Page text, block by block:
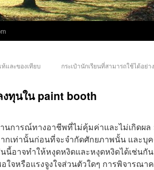
และของเทียบ
กระเป๋านักเรียนที่สามารถใช้ได้อย่
งทุนใน paint booth
นการณ์ทางอาชีพที่ไม่คุ้มค่าและไม่เกิดผ
กเท่านั้นก่อนที่จะจำกัดศักยภาพนั้น และบุ
นี้อาจทำให้หงุดหงิดและหงุดหงิดได้เช่นกัน
ใจหรือแรงจูงใจส่วนตัวใดๆ การพิจารณา